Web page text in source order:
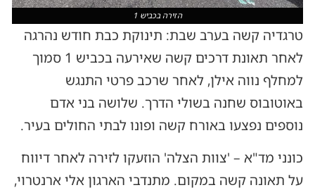
הזירה בכביש 1
טרגדיה קשה בערב שבת: תינוקת כבת חודש נהרגה
לאחר תאונת דרכים קשה שאירעה בכביש 1 סמוך
למחלף נווה אילן, לאחר שרכב פרטי התנגש
באוטובוס שחנה בשולי הדרך. שלושה בני אדם
נוספים נפצעו באורח קשה ופונו לבתי החולים בעיר.
כונני מד"א – 'צוות הצלה' הוזעקו לזירה לאחר דיווח
על תאונה קשה במקום. מתנדבי הארגון אלי ארנטרוי,